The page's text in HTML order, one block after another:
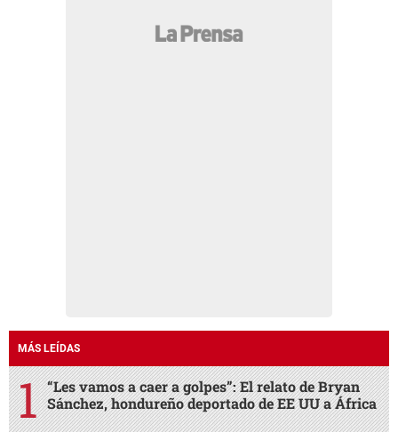
MÁS LEÍDAS
“Les vamos a caer a golpes”: El relato de Bryan
Sánchez, hondureño deportado de EE UU a África